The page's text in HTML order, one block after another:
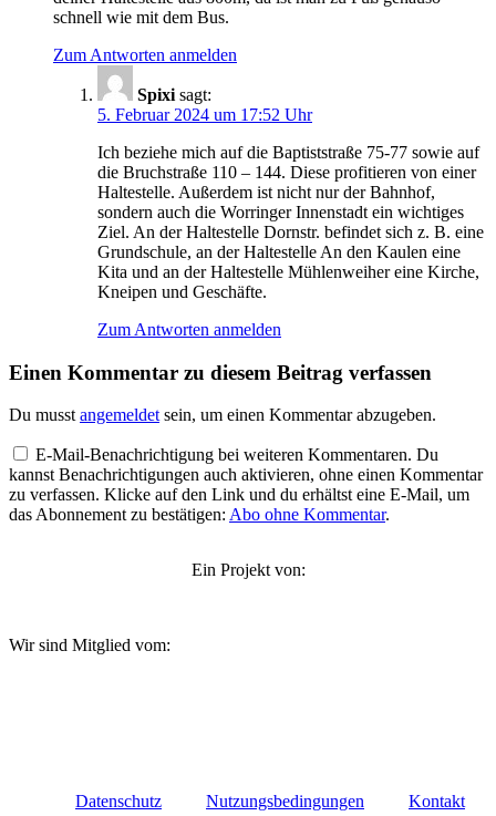
schnell wie mit dem Bus.
Zum Antworten anmelden
Spixi sagt:
5. Februar 2024 um 17:52 Uhr
Ich beziehe mich auf die Baptiststraße 75-77 sowie auf
die Bruchstraße 110 – 144. Diese profitieren von einer
Haltestelle. Außerdem ist nicht nur der Bahnhof,
sondern auch die Worringer Innenstadt ein wichtiges
Ziel. An der Haltestelle Dornstr. befindet sich z. B. eine
Grundschule, an der Haltestelle An den Kaulen eine
Kita und an der Haltestelle Mühlenweiher eine Kirche,
Kneipen und Geschäfte.
Zum Antworten anmelden
Einen Kommentar zu diesem Beitrag verfassen
Du musst angemeldet sein, um einen Kommentar abzugeben.
E-Mail-Benachrichtigung bei weiteren Kommentaren. Du
kannst Benachrichtigungen auch aktivieren, ohne einen Kommentar
zu verfassen. Klicke auf den Link und du erhältst eine E-Mail, um
das Abonnement zu bestätigen: Abo ohne Kommentar.
Ein Projekt von:
Wir sind Mitglied vom:
Datenschutz Nutzungsbedingungen Kontakt